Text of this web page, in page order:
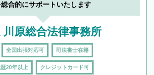
合的にサポートいたします
川原総合法律事務所
全国出張対応可 司法書士在籍
20年以上 クレジットカード可